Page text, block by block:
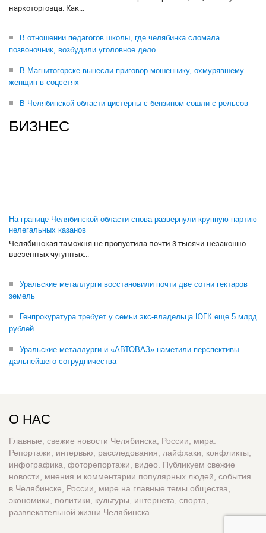
наркоторговца. Как...
В отношении педагогов школы, где челябинка сломала
позвоночник, возбудили уголовное дело
В Магнитогорске вынесли приговор мошеннику, охмурявшему
женщин в соцсетях
В Челябинской области цистерны с бензином сошли с рельсов
БИЗНЕС
На границе Челябинской области снова развернули крупную партию
нелегальных казанов
Челябинская таможня не пропустила почти 3 тысячи незаконно
ввезенных чугунных...
Уральские металлурги восстановили почти две сотни гектаров
земель
Генпрокуратура требует у семьи экс-владельца ЮГК еще 5 млрд
рублей
Уральские металлурги и «АВТОВАЗ» наметили перспективы
дальнейшего сотрудничества
О НАС
Главные, свежие новости Челябинска, России, мира.
Репортажи, интервью, расследования, лайфхаки, конфликты,
инфографика, фоторепортажи, видео. Публикуем свежие
новости, мнения и комментарии популярных людей, события
в Челябинске, России, мире на главные темы общества,
экономики, политики, культуры, интернета, спорта,
развлекательной жизни Челябинска.